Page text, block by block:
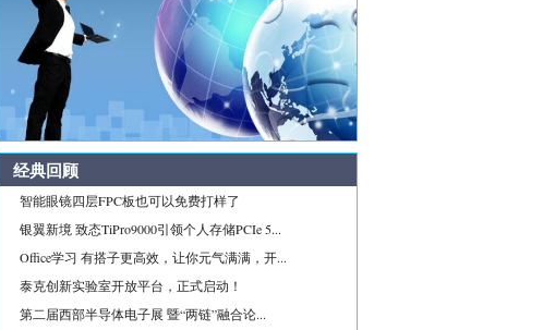
经典回顾
智能眼镜四层FPC板也可以免费打样了
银翼新境 致态TiPro9000引领个人存储PCIe 5...
Office学习 有搭子更高效，让你元气满满，开...
泰克创新实验室开放平台，正式启动！
第二届西部半导体电子展 暨“两链”融合论...